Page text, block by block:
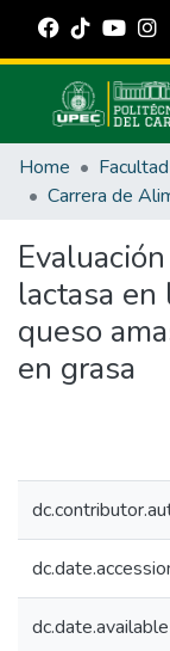
Communities &
All of DSpace
Estadísticas
Home
Carrera de
lactasa en
queso
en grasa
dc.date.available